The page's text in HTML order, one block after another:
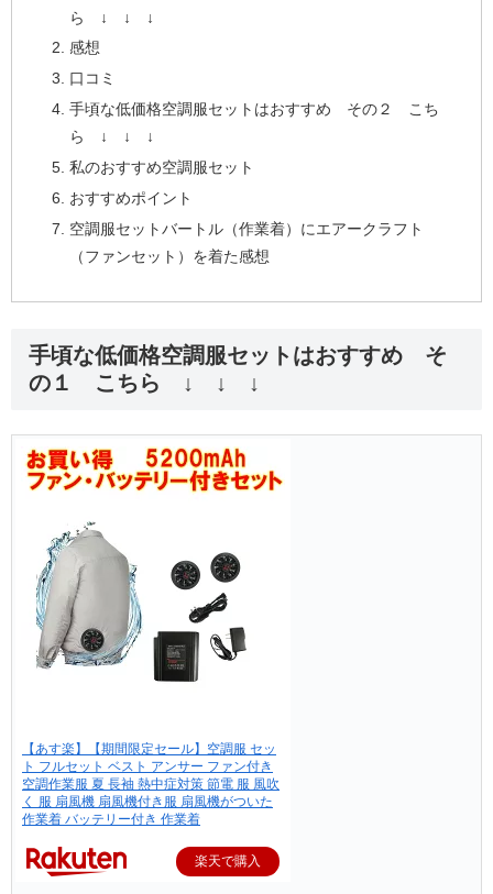
ら ↓ ↓ ↓
感想
口コミ
手頃な低価格空調服セットはおすすめ その２ こち
ら ↓ ↓ ↓
私のおすすめ空調服セット
おすすめポイント
空調服セットバートル（作業着）にエアークラフト
（ファンセット）を着た感想
手頃な低価格空調服セットはおすすめ そ
の１ こちら ↓ ↓ ↓
【あす楽】【期間限定セール】空調服 セッ
ト フルセット ベスト アンサー ファン付き
空調作業服 夏 長袖 熱中症対策 節電 服 風吹
く 服 扇風機 扇風機付き服 扇風機がついた
作業着 バッテリー付き 作業着
楽天で購入